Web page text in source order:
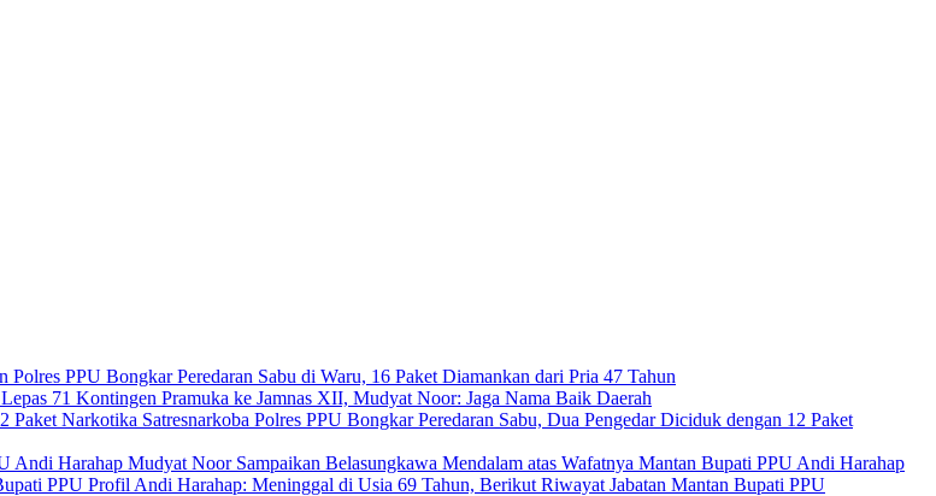
Polres PPU Bongkar Peredaran Sabu di Waru, 16 Paket Diamankan dari Pria 47 Tahun
Lepas 71 Kontingen Pramuka ke Jamnas XII, Mudyat Noor: Jaga Nama Baik Daerah
Satresnarkoba Polres PPU Bongkar Peredaran Sabu, Dua Pengedar Diciduk dengan 12 Paket
Mudyat Noor Sampaikan Belasungkawa Mendalam atas Wafatnya Mantan Bupati PPU Andi Harahap
Profil Andi Harahap: Meninggal di Usia 69 Tahun, Berikut Riwayat Jabatan Mantan Bupati PPU